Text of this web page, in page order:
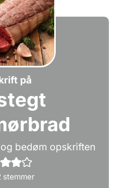
på
og bedøm opskriften
stemmer